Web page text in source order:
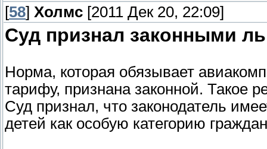
[58] Холмс [2011 Дек 20, 22:09]
Суд признал законными
Норма, которая обязывает
тарифу, признана законной. Такое
Суд признал, что законодатель
детей как особую категорию